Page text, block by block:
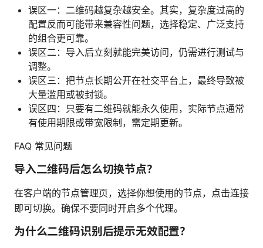
误区一：二维码越复杂越安全。其实，复杂度过高的
配置反而可能带来兼容性问题，选择稳定、广泛支持
的组合更可靠。
误区二：导入后立刻就能完美访问，仍需进行测试与
调整。
误区三：把节点长期公开在社交平台上，最终导致被
大量滥用或被封锁。
误区四：只要有二维码就能永久使用，实际节点通常
有使用期限或带宽限制，需定期更新。
FAQ 常见问题
导入二维码后怎么切换节点？
在客户端的节点管理页，选择你想使用的节点，点击连接
即可切换。确保不要同时开启多个代理。
为什么二维码识别后提示无效配置？